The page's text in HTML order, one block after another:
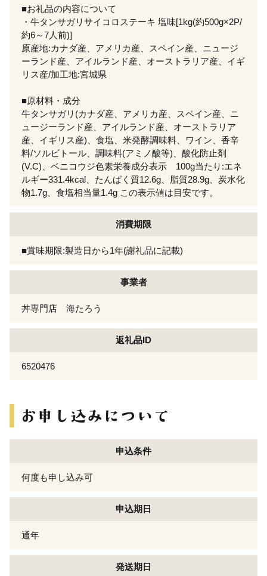
■お礼品の内容について
・牛タンサガリサイコロステーキ 塩味[1kg(約500g×2P/
約6～7人前)]
原産地:カナダ産、アメリカ産、スペイン産、ニュージ
ーランド産、アイルランド産、オーストラリア産、イギ
リス産/加工地:宮城県
■原材料・成分
牛タンサガリ(カナダ産、アメリカ産、スペイン産、ニ
ュージーランド産、アイルランド産、オーストラリア
産、イギリス産)、食塩、米発酵調味料、ワイン、香辛
料/ソルビトール、調味料(アミノ酸等)、酸化防止剤
(V.C)、ベニコウジ色素栄養成分表示 100g当たり:エネ
ルギー331.4kcal、たんぱく質12.6g、脂質28.9g、炭水化
物1.7g、食塩相当量1.4g この表示値は目安です。
消費期限
■賞味期限:製造日から1年(謝礼品に記載)
事業者
丼専門店 海たろう
返礼品ID
6520476
申込条件
何度も申し込み可
申込期日
通年
発送期日